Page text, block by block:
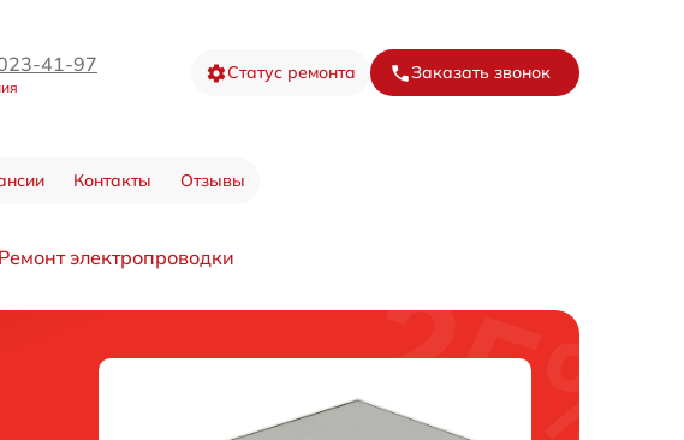
41-97 Статус ремонта Заказать звонок
Контакты Отзывы
Ремонт электропроводки